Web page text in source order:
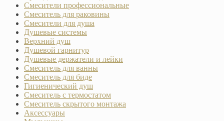
Смесители профессиональные
Смеситель для раковины
Смесители для душа
Душевые системы
Верхний душ
Душевой гарнитур
Душевые держатели и лейки
Смеситель для ванны
Смеситель для биде
Гигиенический душ
Смеситель с термостатом
Смеситель скрытого монтажа
Аксессуары